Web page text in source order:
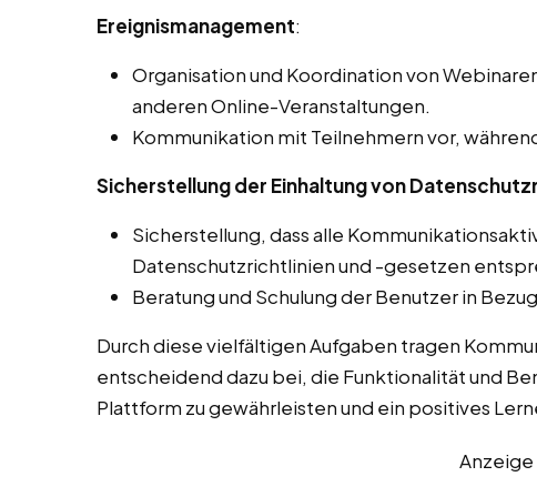
Ereignismanagement:
Organisation und Koordination von
anderen Online-Veranstaltungen.
Kommunikation mit Teilnehmern vor,
Sicherstellung der Einhaltung von
Sicherstellung, dass alle
Datenschutzrichtlinien und -gesetzen
Beratung und Schulung der Benutzer in
Durch diese vielfältigen Aufgaben tragen
entscheidend dazu bei, die Funktionalität und
Plattform zu gewährleisten und ein positives
Anzeige